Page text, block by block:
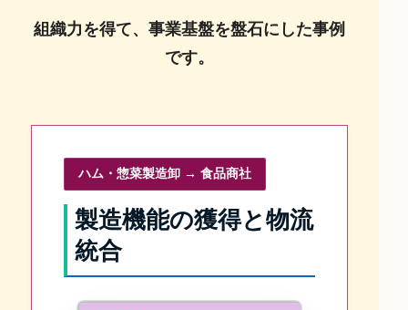
組織力を得て、事業基盤を盤石にした事例
です。
ハム・惣菜製造卸 → 食品商社
製造機能の獲得と物流
統合